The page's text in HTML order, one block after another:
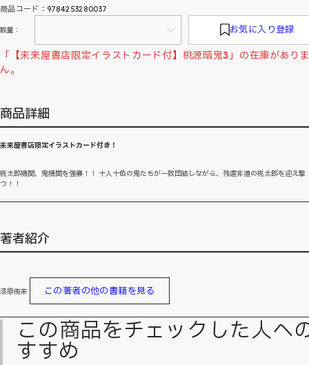
商品コード：9784253280037
数量： お気に入り登録
「【未来屋書店限定イラストカード付】桃源暗鬼3」の在庫があり
ん。
商品詳細
未来屋書店限定イラストカード付き！
桃太郎機関、鬼機関を強襲！！ 十人十色の鬼たちが一致団結しながら、残虐非道の桃太郎を迎え撃
つ！！
著者紹介
漆原侑来 この著者の他の書籍を見る
この商品をチェックした人へ
すすめ